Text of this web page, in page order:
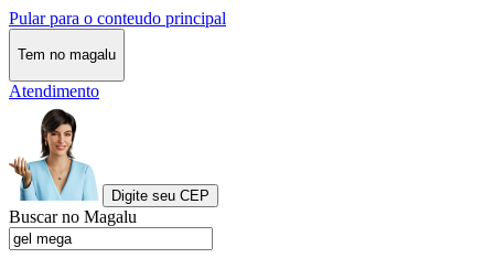
Pular para o conteudo principal
Tem no magalu
Atendimento
Digite seu CEP
Buscar no Magalu